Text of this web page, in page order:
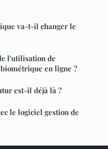
va-t-il changer le
l'utilisation de
en ligne ?
est-il déjà là ?
le logiciel gestion de